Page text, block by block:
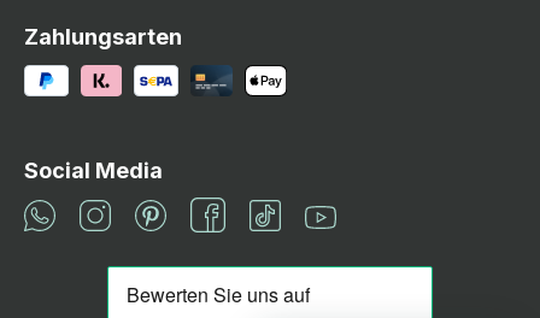
Zahlungsarten
Social Media